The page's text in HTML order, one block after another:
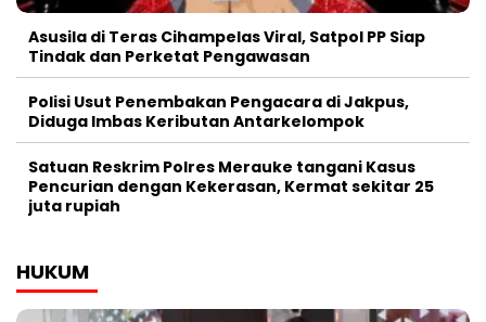
Asusila di Teras Cihampelas Viral, Satpol PP Siap
Tindak dan Perketat Pengawasan
Polisi Usut Penembakan Pengacara di Jakpus,
Diduga Imbas Keributan Antarkelompok
Satuan Reskrim Polres Merauke tangani Kasus
Pencurian dengan Kekerasan, Kermat sekitar 25
juta rupiah
HUKUM